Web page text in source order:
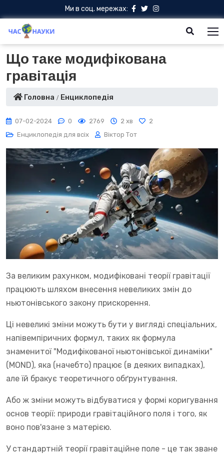
Ми в соц. мережах:
Що таке модифікована
гравітація
Головна Енциклопедія
07-02-2024 0 2769 2 хв
2
Енциклопедія для всіх
Віктор Тот
За великим рахунком, модифіковані теорії гравітації
працюють шляхом внесення невеликих змін до
ньютонівського закону прискорення.
Ці невеликі зміни можуть бути у вигляді спеціальних,
напівемпіричних формул, таких як формула
знаменитої "Модифікованої ньютонівської динаміки"
(MOND), яка (начебто) працює (в деяких випадках),
але їй бракує теоретичного обґрунтування.
Або ж зміни можуть відбуватися у формі коригування
основ теорії: природи гравітаційного поля і того, як
воно пов'язане з матерією.
У стандартній теорії гравітаційне поле - це так зване